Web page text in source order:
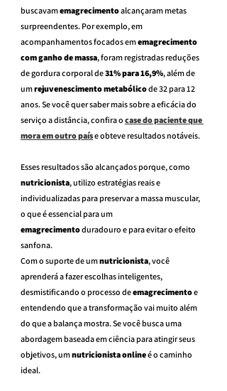
buscavam emagrecimento alcançaram metas
surpreendentes. Por exemplo, em
acompanhamentos focados em emagrecimento
com ganho de massa, foram registradas reduções
de gordura corporal de 31% para 16,9%, além de
um rejuvenescimento metabólico de 32 para 12
anos. Se você quer saber mais sobre a eficácia do
serviço a distância, confira o case do paciente que
mora em outro país e obteve resultados notáveis.
Esses resultados são alcançados porque, como
nutricionista, utilizo estratégias reais e
individualizadas para preservar a massa muscular,
o que é essencial para um
emagrecimento duradouro e para evitar o efeito
sanfona.
Com o suporte de um nutricionista, você
aprenderá a fazer escolhas inteligentes,
desmistificando o processo de emagrecimento e
entendendo que a transformação vai muito além
do que a balança mostra. Se você busca uma
abordagem baseada em ciência para atingir seus
objetivos, um nutricionista online é o caminho
ideal.